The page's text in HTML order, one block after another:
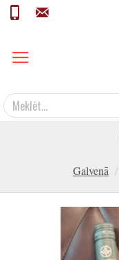
Galvenā